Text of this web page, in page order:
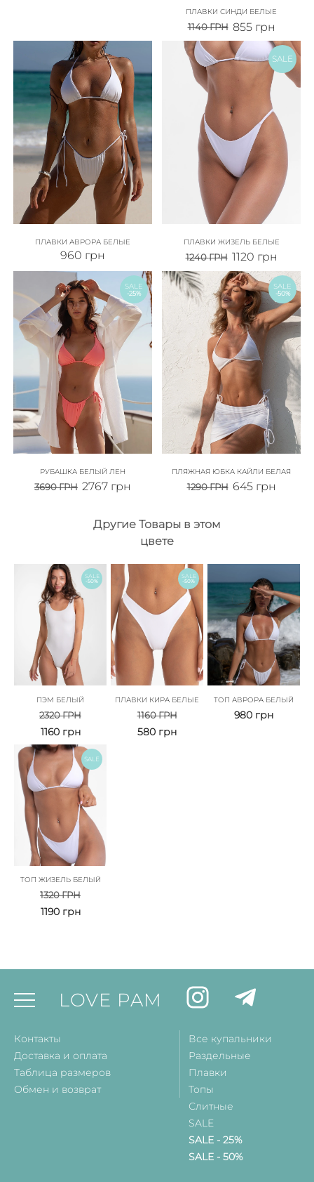
ПЛАВКИ СИНДИ БЕЛЫЕ
1140ГРН 855 грн
ПЛАВКИ АВРОРА БЕЛЫЕ
960 грн
SALE
ПЛАВКИ ЖИЗЕЛЬ БЕЛЫЕ
1240ГРН 1120 грн
SALE
-25%
РУБАШКА БЕЛЫЙ ЛЕН
3690ГРН 2767 грн
SALE
-50%
ПЛЯЖНАЯ ЮБКА КАЙЛИ БЕЛАЯ
1290ГРН 645 грн
Другие Товары в этом
цвете
SALE
-50%
ПЭМ БЕЛЫЙ
2320ГРН
1160 грн
SALE
-50%
ПЛАВКИ КИРА БЕЛЫЕ
1160ГРН
580 грн
ТОП АВРОРА БЕЛЫЙ
980 грн
SALE
ТОП ЖИЗЕЛЬ БЕЛЫЙ
1320ГРН
1190 грн
LOVE PAM
Контакты
Доставка и оплата
Таблица размеров
Обмен и возврат
Все купальники
Раздельные
Плавки
Топы
Слитные
SALE
SALE - 25%
SALE - 50%